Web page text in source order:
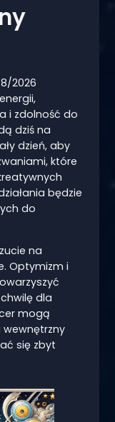
2026
i zdolność do
dziś na
dzień, aby
które
będzie
do
na
Optymizm i
dla
mogą
się zbyt